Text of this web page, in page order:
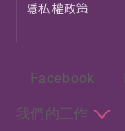
隱私權政策
頁尾：社群選單
Facebook
頁尾：主選單
我們的工作